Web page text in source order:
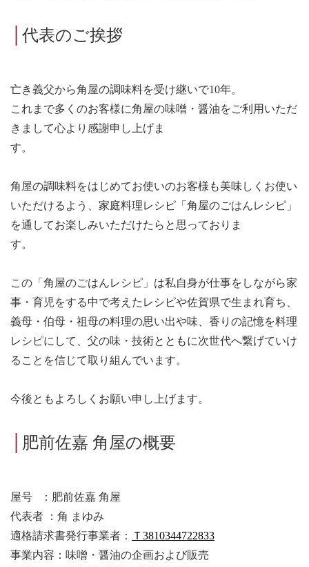
代表のご挨拶
亡き義父から角屋の調味料を受け継いで10年。
これまで多くのお客様に角屋の味噌・醤油をご利用いただ
きまして心より感謝申し上げま
す。
角屋の調味料をはじめてお使いのお客様も美味しくお使い
いただけるよう、家庭料理レシピ「角屋のごはんレシピ」
を通してお楽しみいただけたらと思っておりま
す。
この「角屋のごはんレシピ」は私自身が仕事をしながら家
事・育児をする中で考えたレシピや佐賀県で生まれ育ち、
義母・伯母・祖母の料理の思い出や味、香りの記憶を料理
レシピにして、父の味・技術とともに次世代へ繋げていけ
ることを信じて取り組んでいます。
今後ともよろしくお願い申し上げます。
肥前佐嘉 角屋の概要
屋号
：肥前佐嘉 角屋
代表者
：角 まゆみ
適格請求書発行事業者 ：
Ｔ3810344722833
事業内容：味噌・醤油の企画および販売